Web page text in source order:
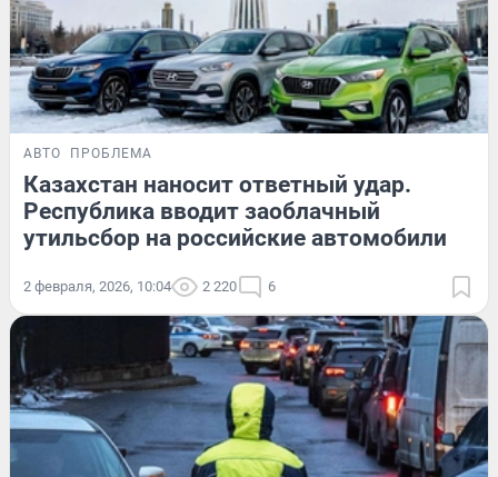
АВТО ПРОБЛЕМА
Казахстан наносит ответный удар.
Республика вводит заоблачный
утильсбор на российские автомобили
2 февраля, 2026, 10:04 2 220 6